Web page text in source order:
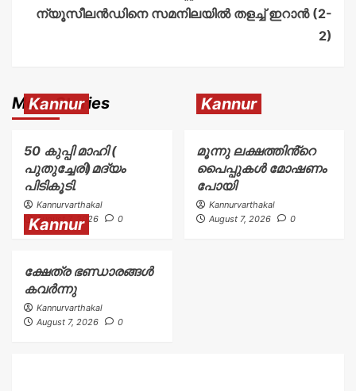
ന്യൂസീലൻഡിനെ സമനിലയിൽ തളച്ച് ഇറാൻ (2-
2)
More Stories
Kannur
50 കുപ്പി മാഹി (
പുതുച്ചേരി)മദ്യം
പിടികൂടി.
Kannurvarthakal
August 7, 2026
0
Kannur
മൂന്നു ലക്ഷത്തിൻ്റെ
പൈപ്പുകൾ മോഷണം
പോയി
Kannurvarthakal
August 7, 2026
0
Kannur
ക്ഷേത്ര ഭണ്ഡാരങ്ങൾ
കവർന്നു
Kannurvarthakal
August 7, 2026
0